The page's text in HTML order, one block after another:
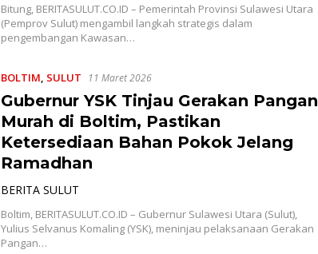
Bitung, BERITASULUT.CO.ID – Pemerintah Provinsi Sulawesi Utara
(Pemprov Sulut) mengambil langkah strategis dalam
pengembangan Kawasan…
BOLTIM, SULUT 11 Maret 2026
Gubernur YSK Tinjau Gerakan Pangan
Murah di Boltim, Pastikan
Ketersediaan Bahan Pokok Jelang
Ramadhan
BERITA SULUT
Boltim, BERITASULUT.CO.ID – Gubernur Sulawesi Utara (Sulut),
Yulius Selvanus Komaling (YSK), meninjau pelaksanaan Gerakan
Pangan…